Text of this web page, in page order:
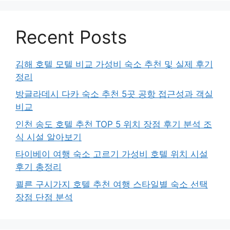
Recent Posts
김해 호텔 모텔 비교 가성비 숙소 추천 및 실제 후기
정리
방글라데시 다카 숙소 추천 5곳 공항 접근성과 객실
비교
인천 송도 호텔 추천 TOP 5 위치 장점 후기 분석 조
식 시설 알아보기
타이베이 여행 숙소 고르기 가성비 호텔 위치 시설
후기 총정리
쾰른 구시가지 호텔 추천 여행 스타일별 숙소 선택
장점 단점 분석